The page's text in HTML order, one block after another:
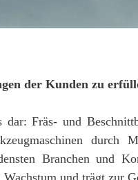
der Kunden zu
Fräs- und
durch
Branchen und
und trägt zur